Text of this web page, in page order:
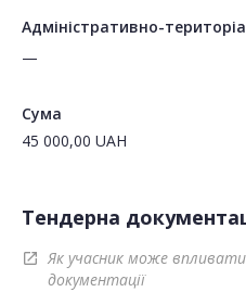
Адміністративно-
—
Сума
45 000,00 UAH
Тендерна
open_in_new
Як учасник може
документації